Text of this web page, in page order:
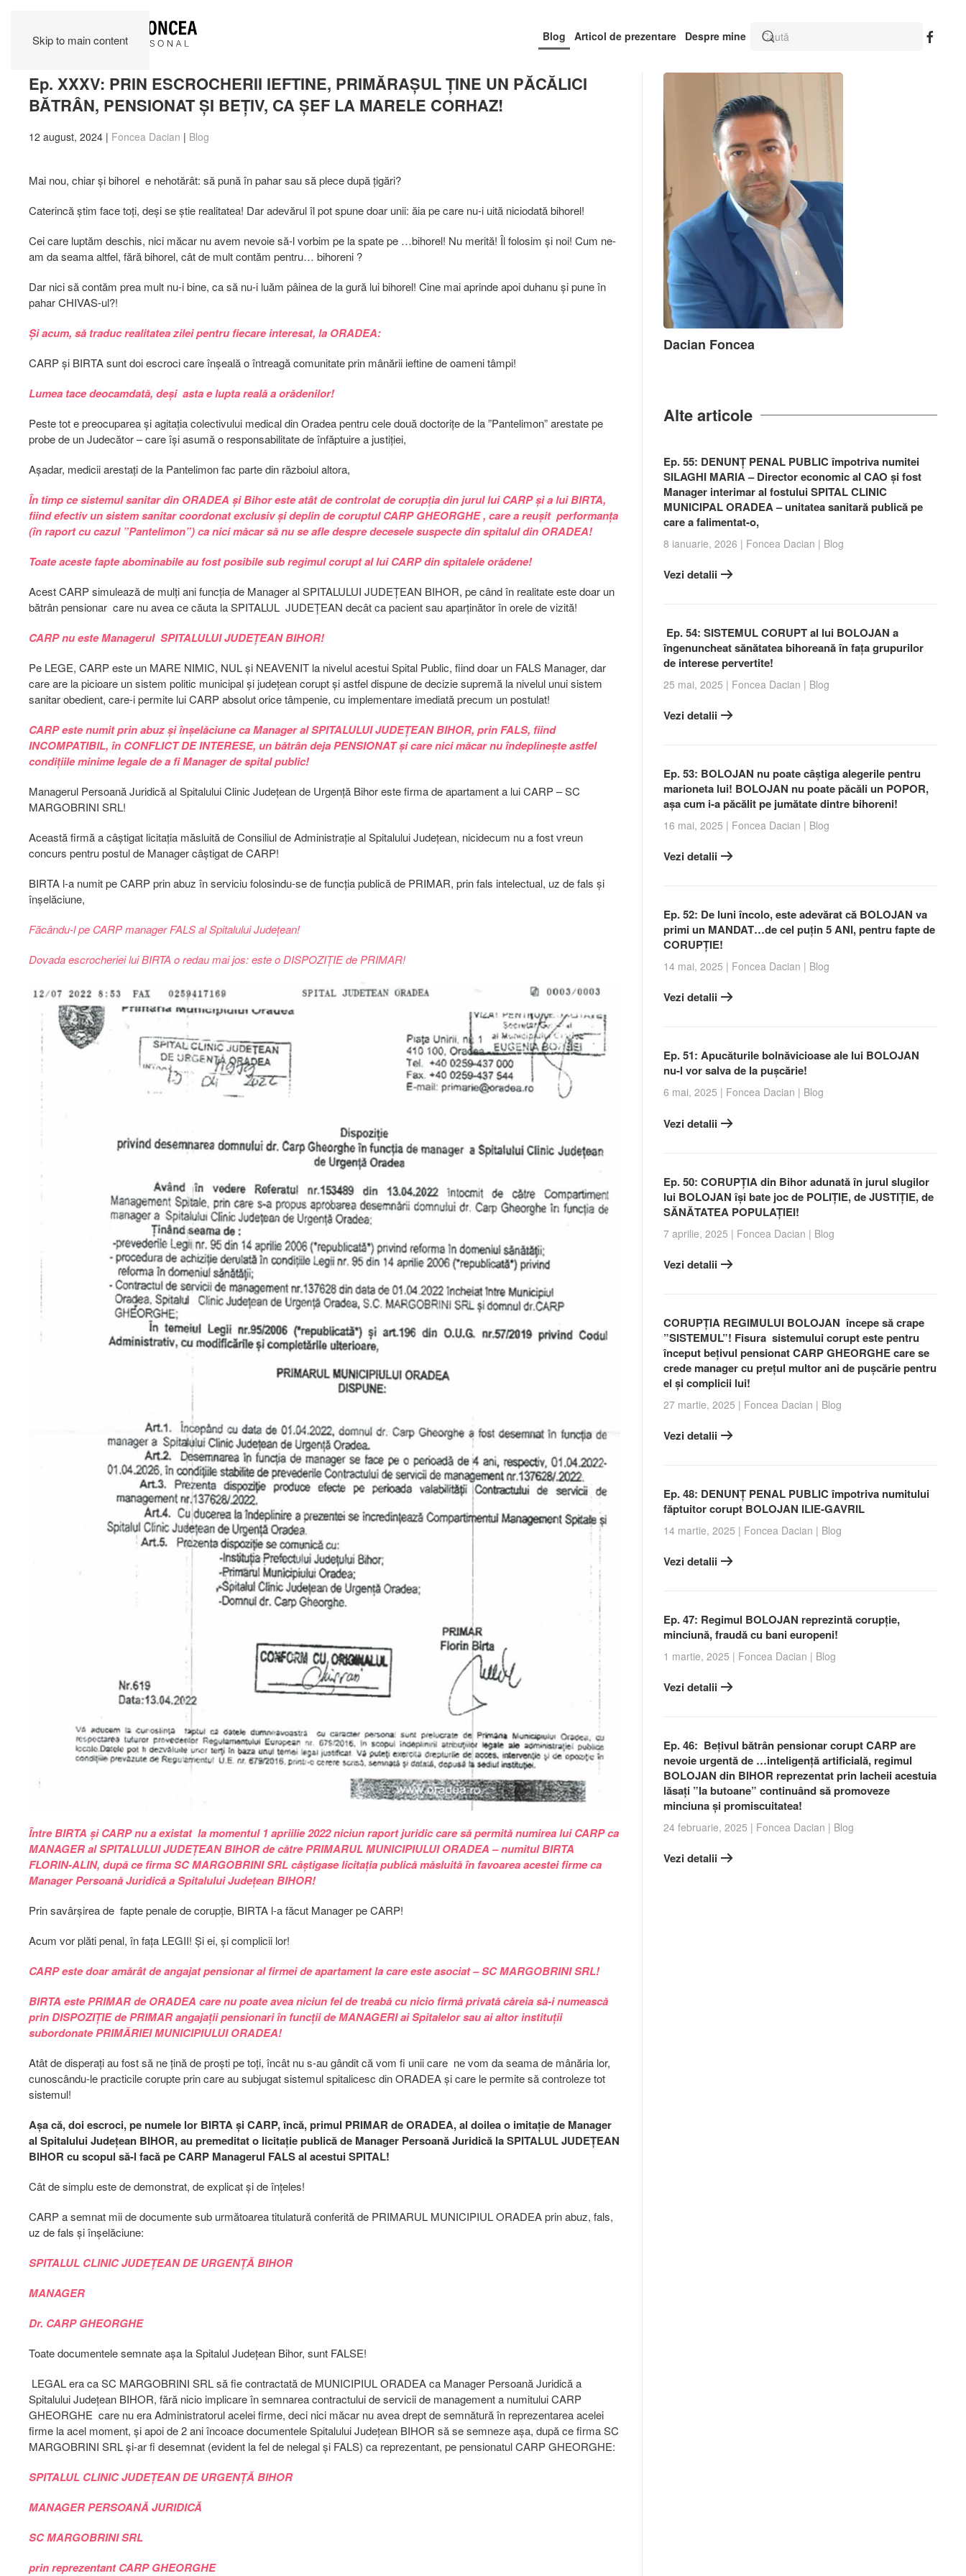
Skip to main content Blog Articol de prezentare Despre mine
Ep. XXXV: PRIN ESCROCHERII IEFTINE, PRIMĂRAȘUL ȚINE UN PĂCĂLICI
BĂTRÂN, PENSIONAT ȘI BEȚIV, CA ȘEF LA MARELE CORHAZ!
12 august, 2024 | Foncea Dacian | Blog
Mai nou, chiar și bihorel e nehotărât: să pună în pahar sau să plece după țigări?
Caterincă știm face toți, deși se știe realitatea! Dar adevărul îl pot spune doar unii: ăia pe care nu-i uită niciodată bihorel!
Cei care luptăm deschis, nici măcar nu avem nevoie să-l vorbim pe la spate pe …bihorel! Nu merită! Îl folosim și noi! Cum ne-
am da seama altfel, fără bihorel, cât de mult contăm pentru… bihoreni ?
Dar nici să contăm prea mult nu-i bine, ca să nu-i luăm pâinea de la gură lui bihorel! Cine mai aprinde apoi duhanu și pune în
pahar CHIVAS-ul?!
Și acum, să traduc realitatea zilei pentru fiecare interesat, la ORADEA:
CARP și BIRTA sunt doi escroci care înșeală o întreagă comunitate prin mânării ieftine de oameni tâmpi!
Lumea tace deocamdată, deși asta e lupta reală a orădenilor!
Peste tot e preocuparea și agitația colectivului medical din Oradea pentru cele două doctorițe de la ”Pantelimon” arestate pe
probe de un Judecător – care își asumă o responsabilitate de înfăptuire a justiției,
Așadar, medicii arestați de la Pantelimon fac parte din războiul altora,
În timp ce sistemul sanitar din ORADEA și Bihor este atât de controlat de corupția din jurul lui CARP și a lui BIRTA,
fiind efectiv un sistem sanitar coordonat exclusiv și deplin de coruptul CARP GHEORGHE , care a reușit performanța
(în raport cu cazul ”Pantelimon”) ca nici măcar să nu se afle despre decesele suspecte din spitalul din ORADEA!
Toate aceste fapte abominabile au fost posibile sub regimul corupt al lui CARP din spitalele orădene!
Acest CARP simulează de mulți ani funcția de Manager al SPITALULUI JUDEȚEAN BIHOR, pe când în realitate este doar un
bătrân pensionar care nu avea ce căuta la SPITALUL JUDEȚEAN decât ca pacient sau aparținător în orele de vizită!
CARP nu este Managerul SPITALULUI JUDEȚEAN BIHOR!
Pe LEGE, CARP este un MARE NIMIC, NUL și NEAVENIT la nivelul acestui Spital Public, fiind doar un FALS Manager, dar
care are la picioare un sistem politic municipal și județean corupt și astfel dispune de decizie supremă la nivelul unui sistem
sanitar obedient, care-i permite lui CARP absolut orice tâmpenie, cu implementare imediată precum un postulat!
CARP este numit prin abuz și înșelăciune ca Manager al SPITALULUI JUDEȚEAN BIHOR, prin FALS, fiind
INCOMPATIBIL, în CONFLICT DE INTERESE, un bătrân deja PENSIONAT și care nici măcar nu îndeplinește astfel
condițiile minime legale de a fi Manager de spital public!
Managerul Persoană Juridică al Spitalului Clinic Județean de Urgență Bihor este firma de apartament a lui CARP – SC
MARGOBRINI SRL!
Această firmă a câștigat licitația măsluită de Consiliul de Administrație al Spitalului Județean, nicidecum nu a fost vreun
concurs pentru postul de Manager câștigat de CARP!
BIRTA l-a numit pe CARP prin abuz în serviciu folosindu-se de funcția publică de PRIMAR, prin fals intelectual, uz de fals și
înșelăciune,
Făcându-l pe CARP manager FALS al Spitalului Județean!
Dovada escrocheriei lui BIRTA o redau mai jos: este o DISPOZIȚIE de PRIMAR!
Între BIRTA și CARP nu a existat la momentul 1 apriilie 2022 niciun raport juridic care să permită numirea lui CARP ca
MANAGER al SPITALULUI JUDEȚEAN BIHOR de către PRIMARUL MUNICIPIULUI ORADEA – numitul BIRTA
FLORIN-ALIN, după ce firma SC MARGOBRINI SRL câștigase licitația publică măsluită în favoarea acestei firme ca
Manager Persoană Juridică a Spitalului Județean BIHOR!
Prin savârșirea de fapte penale de corupție, BIRTA l-a făcut Manager pe CARP!
Acum vor plăti penal, în fața LEGII! Și ei, și complicii lor!
CARP este doar amărât de angajat pensionar al firmei de apartament la care este asociat – SC MARGOBRINI SRL!
BIRTA este PRIMAR de ORADEA care nu poate avea niciun fel de treabă cu nicio firmă privată căreia să-i numească
prin DISPOZIȚIE de PRIMAR angajații pensionari în funcții de MANAGERI ai Spitalelor sau ai altor instituții
subordonate PRIMĂRIEI MUNICIPIULUI ORADEA!
Atât de disperați au fost să ne țină de proști pe toți, încât nu s-au gândit că vom fi unii care ne vom da seama de mânăria lor,
cunoscându-le practicile corupte prin care au subjugat sistemul spitalicesc din ORADEA și care le permite să controleze tot
sistemul!
Așa că, doi escroci, pe numele lor BIRTA și CARP, încă, primul PRIMAR de ORADEA, al doilea o imitație de Manager
al Spitalului Județean BIHOR, au premeditat o licitație publică de Manager Persoană Juridică la SPITALUL JUDEȚEAN
BIHOR cu scopul să-l facă pe CARP Managerul FALS al acestui SPITAL!
Cât de simplu este de demonstrat, de explicat și de înțeles!
CARP a semnat mii de documente sub următoarea titulatură conferită de PRIMARUL MUNICIPIUL ORADEA prin abuz, fals,
uz de fals și înșelăciune:
SPITALUL CLINIC JUDEȚEAN DE URGENȚĂ BIHOR
MANAGER
Dr. CARP GHEORGHE
Toate documentele semnate așa la Spitalul Județean Bihor, sunt FALSE!
LEGAL era ca SC MARGOBRINI SRL să fie contractată de MUNICIPIUL ORADEA ca Manager Persoană Juridică a
Spitalului Județean BIHOR, fără nicio implicare în semnarea contractului de servicii de management a numitului CARP
GHEORGHE care nu era Administratorul acelei firme, deci nici măcar nu avea drept de semnătură în reprezentarea acelei
firme la acel moment, și apoi de 2 ani încoace documentele Spitalului Județean BIHOR să se semneze așa, după ce firma SC
MARGOBRINI SRL și-ar fi desemnat (evident la fel de nelegal și FALS) ca reprezentant, pe pensionatul CARP GHEORGHE:
SPITALUL CLINIC JUDEȚEAN DE URGENȚĂ BIHOR
MANAGER PERSOANĂ JURIDICĂ
SC MARGOBRINI SRL
prin reprezentant CARP GHEORGHE
Dacian Foncea
Alte articole
Ep. 55: DENUNȚ PENAL PUBLIC împotriva numitei
SILAGHI MARIA – Director economic al CAO și fost
Manager interimar al fostului SPITAL CLINIC
MUNICIPAL ORADEA – unitatea sanitară publică pe
care a falimentat-o,
8 ianuarie, 2026 | Foncea Dacian | Blog
Vezi detalii
Ep. 54: SISTEMUL CORUPT al lui BOLOJAN a
îngenuncheat sănătatea bihoreană în fața grupurilor
de interese pervertite!
25 mai, 2025 | Foncea Dacian | Blog
Vezi detalii
Ep. 53: BOLOJAN nu poate câștiga alegerile pentru
marioneta lui! BOLOJAN nu poate păcăli un POPOR,
așa cum i-a păcălit pe jumătate dintre bihoreni!
16 mai, 2025 | Foncea Dacian | Blog
Vezi detalii
Ep. 52: De luni încolo, este adevărat că BOLOJAN va
primi un MANDAT…de cel puțin 5 ANI, pentru fapte de
CORUPȚIE!
14 mai, 2025 | Foncea Dacian | Blog
Vezi detalii
Ep. 51: Apucăturile bolnăvicioase ale lui BOLOJAN
nu-l vor salva de la pușcărie!
6 mai, 2025 | Foncea Dacian | Blog
Vezi detalii
Ep. 50: CORUPȚIA din Bihor adunată în jurul slugilor
lui BOLOJAN își bate joc de POLIȚIE, de JUSTIȚIE, de
SĂNĂTATEA POPULAȚIEI!
7 aprilie, 2025 | Foncea Dacian | Blog
Vezi detalii
CORUPȚIA REGIMULUI BOLOJAN începe să crape
”SISTEMUL”! Fisura sistemului corupt este pentru
început bețivul pensionat CARP GHEORGHE care se
crede manager cu prețul multor ani de pușcărie pentru
el și complicii lui!
27 martie, 2025 | Foncea Dacian | Blog
Vezi detalii
Ep. 48: DENUNȚ PENAL PUBLIC împotriva numitului
făptuitor corupt BOLOJAN ILIE-GAVRIL
14 martie, 2025 | Foncea Dacian | Blog
Vezi detalii
Ep. 47: Regimul BOLOJAN reprezintă corupție,
minciună, fraudă cu bani europeni!
1 martie, 2025 | Foncea Dacian | Blog
Vezi detalii
Ep. 46: Bețivul bătrân pensionar corupt CARP are
nevoie urgentă de …inteligență artificială, regimul
BOLOJAN din BIHOR reprezentat prin lacheii acestuia
lăsați ”la butoane” continuând să promoveze
minciuna și promiscuitatea!
24 februarie, 2025 | Foncea Dacian | Blog
Vezi detalii